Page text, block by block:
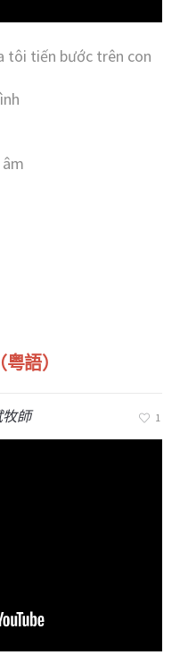
tôi tiến bước trên con
語）
師 1